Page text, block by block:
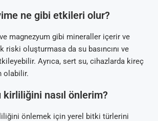
ne gibi etkileri olur?
magnezyum gibi mineraller içerir ve
riski oluşturmasa da su basıncını ve
Ayrıca, sert su, cihazlarda kireç
olabilir.
kirliliğini nasıl önlerim?
önlemek için yerel bitki türlerini